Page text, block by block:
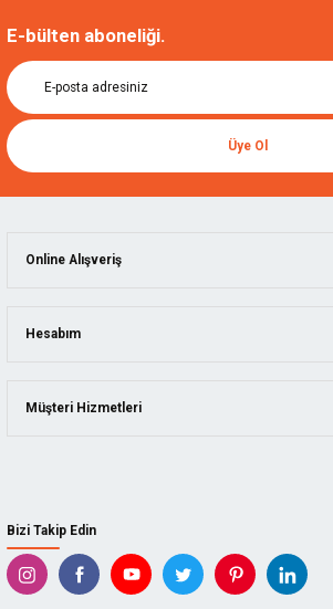
E-bülten aboneliği.
Üye Ol
Bizi Takip Edin
Online Alışveriş
Hesabım
Müşteri Hizmetleri